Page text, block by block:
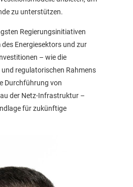
zu unterstützen.
Regierungsinitiativen
Energiesektors und zur
– wie die
regulatorischen Rahmens
Durchführung von
der Netz-Infrastruktur –
für zukünftige